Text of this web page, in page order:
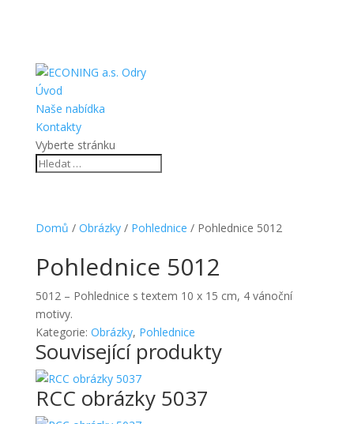
Úvod
Naše nabídka
Kontakty
Vyberte stránku
Domů / Obrázky/ Pohlednice / Pohlednice 5012
Pohlednice 5012
5012 – Pohlednice s textem 10 x 15 cm, 4 vánoční
motivy.
Kategorie: Obrázky, Pohlednice
Související produkty
RCC obrázky 5037